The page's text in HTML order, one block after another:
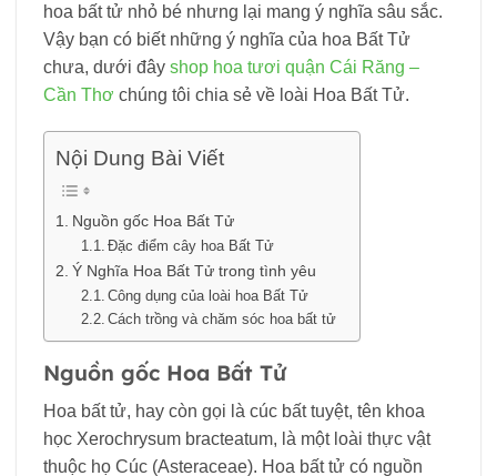
hoa bất tử nhỏ bé nhưng lại mang ý nghĩa sâu sắc.
Vậy bạn có biết những ý nghĩa của hoa Bất Tử
chưa, dưới đây shop hoa tươi quận Cái Răng –
Cần Thơ chúng tôi chia sẻ về loài Hoa Bất Tử.
Nội Dung Bài Viết
Nguồn gốc Hoa Bất Tử
Đặc điểm cây hoa Bất Tử
Ý Nghĩa Hoa Bất Tử trong tình yêu
Công dụng của loài hoa Bất Tử
Cách trồng và chăm sóc hoa bất tử
Nguồn gốc Hoa Bất Tử
Hoa bất tử, hay còn gọi là cúc bất tuyệt, tên khoa
học Xerochrysum bracteatum, là một loài thực vật
thuộc họ Cúc (Asteraceae). Hoa bất tử có nguồn